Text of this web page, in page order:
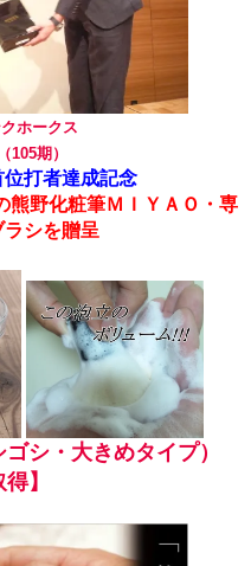
ホークス
105期）
位打者達成記念
熊野化粧筆ＭＩＹＡＯ・専
シを贈呈
シ・大きめタイプ）
】